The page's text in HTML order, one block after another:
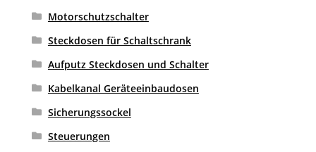
Motorschutzschalter
Steckdosen für Schaltschrank
Aufputz Steckdosen und Schalter
Kabelkanal Geräteeinbaudosen
Sicherungssockel
Steuerungen